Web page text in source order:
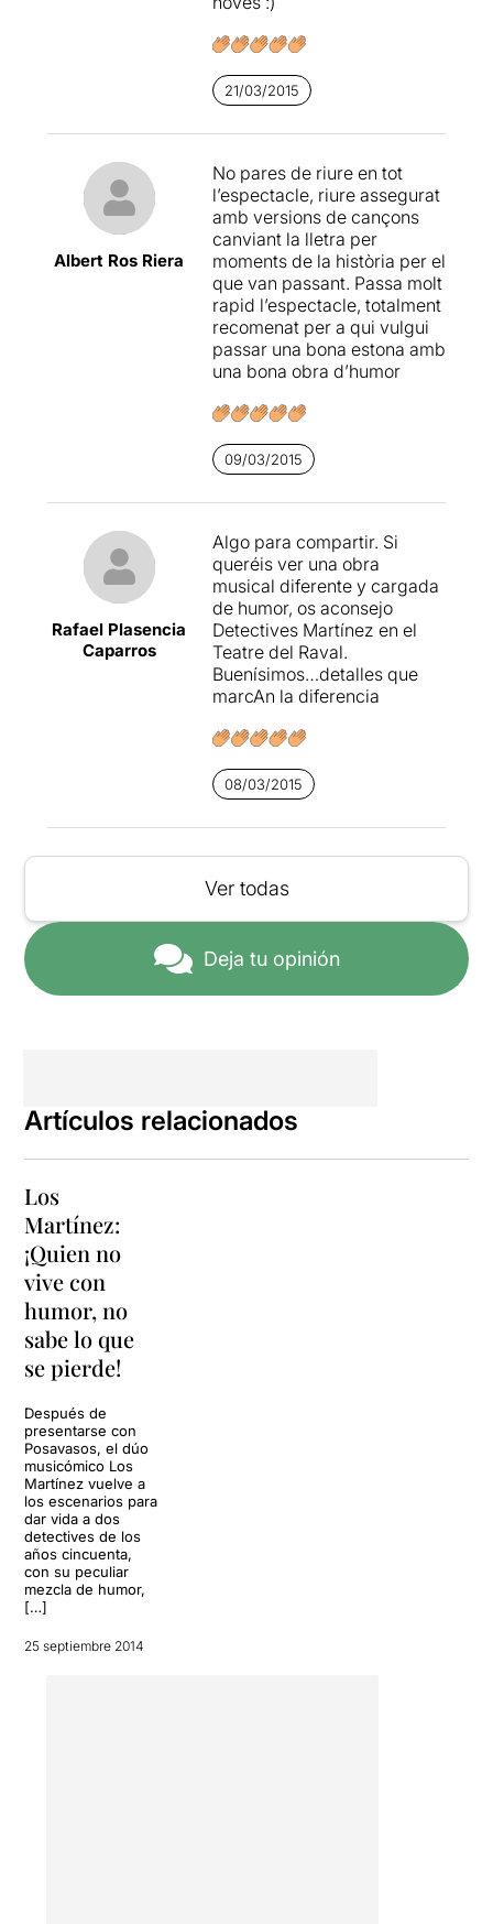
21/03/2015
Albert Ros Riera
No pares de riure en tot
l’espectacle, riure assegurat
amb versions de cançons
canviant la lletra per
moments de la història per el
que van passant. Passa molt
rapid l’espectacle, totalment
recomenat per a qui vulgui
passar una bona estona amb
una bona obra d’humor
09/03/2015
Rafael Plasencia
Caparros
Algo para compartir. Si
queréis ver una obra
musical diferente y cargada
de humor, os aconsejo
Detectives Martínez en el
Teatre del Raval.
Buenísimos…detalles que
marcAn la diferencia
08/03/2015
Ver todas
Deja tu opinión
Artículos relacionados
Los
Martínez:
¡Quien no
vive con
humor, no
sabe lo que
se pierde!
Después de
presentarse con
Posavasos, el dúo
musicómico Los
Martínez vuelve a
los escenarios para
dar vida a dos
detectives de los
años cincuenta,
con su peculiar
mezcla de humor,
[…]
25 septiembre 2014